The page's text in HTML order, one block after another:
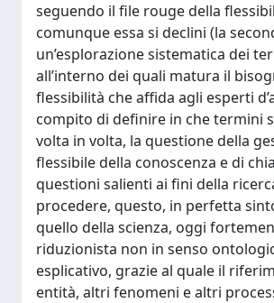
seguendo il file rouge della
comunque essa si declini (la
un’esplorazione sistematica dei
all’interno dei quali matura il
flessibilità che affida agli esperti
compito di definire in che termini
volta in volta, la questione della
flessibile della conoscenza e di
questioni salienti ai fini della
procedere, questo, in perfetta
quello della scienza, oggi
riduzionista non in senso
esplicativo, grazie al quale il
entità, altri fenomeni e altri